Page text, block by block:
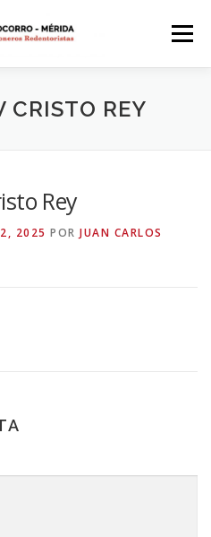
Menú
HISTORIA
PARROQUIAL 2024
CRISTO REY
Rey
2025 POR JUAN CARLOS